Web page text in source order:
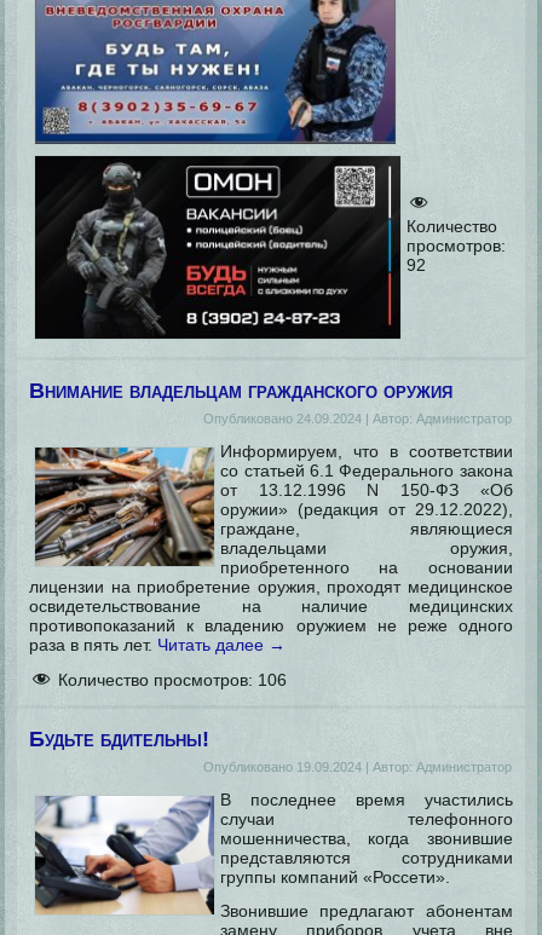
Количество
просмотров:
92
Внимание владельцам гражданского оружия
Опубликовано 24.09.2024| Автор: Администратор
Информируем, что в соответствии
со статьей 6.1 Федерального закона
от 13.12.1996 N 150-ФЗ «Об
оружии» (редакция от 29.12.2022),
граждане, являющиеся
владельцами оружия,
приобретенного на основании
лицензии на приобретение оружия, проходят медицинское
освидетельствование на наличие медицинских
противопоказаний к владению оружием не реже одного
раза в пять лет. Читать далее →
Количество просмотров: 106
Будьте бдительны!
Опубликовано 19.09.2024| Автор: Администратор
В последнее время участились
случаи телефонного
мошенничества, когда звонившие
представляются сотрудниками
группы компаний «Россети».
Звонившие предлагают абонентам
замену приборов учета вне